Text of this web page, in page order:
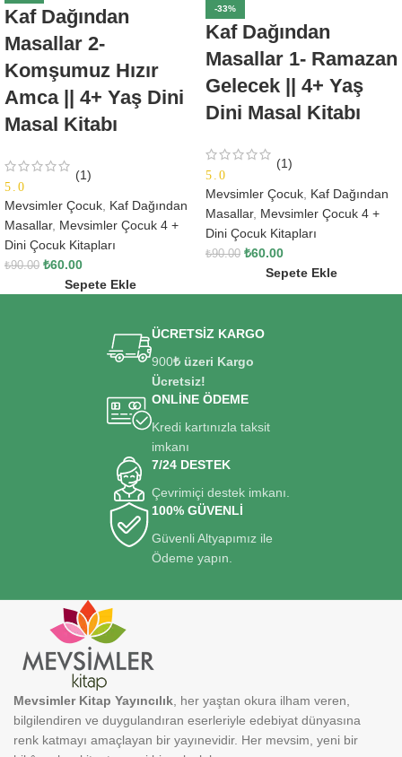
Kaf Dağından
Masallar 2-
Komşumuz Hızır
Amca || 4+ Yaş Dini
Masal Kitabı
5.0
(1)
Mevsimler Çocuk, Kaf Dağından
Masallar, Mevsimler Çocuk 4 +
Dini Çocuk Kitapları
₺90.00 ₺60.00
Sepete Ekle
-33%
Kaf Dağından
Masallar 1- Ramazan
Gelecek || 4+ Yaş
Dini Masal Kitabı
5.0
(1)
Mevsimler Çocuk Kaf Dağından
Masallar, Mevsimler Çocuk 4 +
Dini Çocuk Kitapları
₺90.00 ₺60.00
Sepete Ekle
ÜCRETSİZ KARGO
900₺ üzeri Kargo
Ücretsiz!
ONLİNE ÖDEME
Kredi kartınızla taksit
imkanı
7/24 DESTEK
Çevrimiçi destek imkanı.
100% GÜVENLİ
Güvenli Altyapımız ile
Ödeme yapın.
Mevsimler Kitap Yayıncılık, her yaştan okura ilham veren,
bilgilendiren ve duygulandıran eserleriyle edebiyat dünyasına
renk katmayı amaçlayan bir yayınevidir. Her mevsim, yeni bir